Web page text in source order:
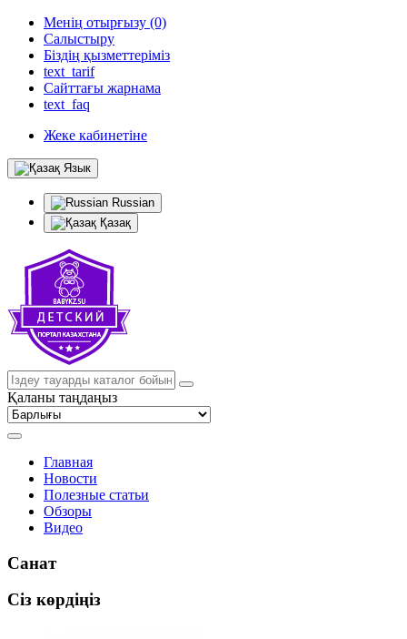
Менің отырғызу (0)
Салыстыру
Біздің қызметтеріміз
text_tarif
Сайттағы жарнама
text_faq
Жеке кабинетіне
Язык
Russian
Қазақ
Қаланы таңдаңыз
Главная
Новости
Полезные статьи
Обзоры
Видео
Санат
Сіз көрдіңіз